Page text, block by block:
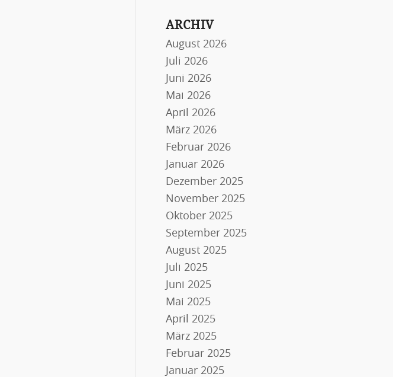
ARCHIV
August 2026
Juli 2026
Juni 2026
Mai 2026
April 2026
März 2026
Februar 2026
Januar 2026
Dezember 2025
November 2025
Oktober 2025
September 2025
August 2025
Juli 2025
Juni 2025
Mai 2025
April 2025
März 2025
Februar 2025
Januar 2025